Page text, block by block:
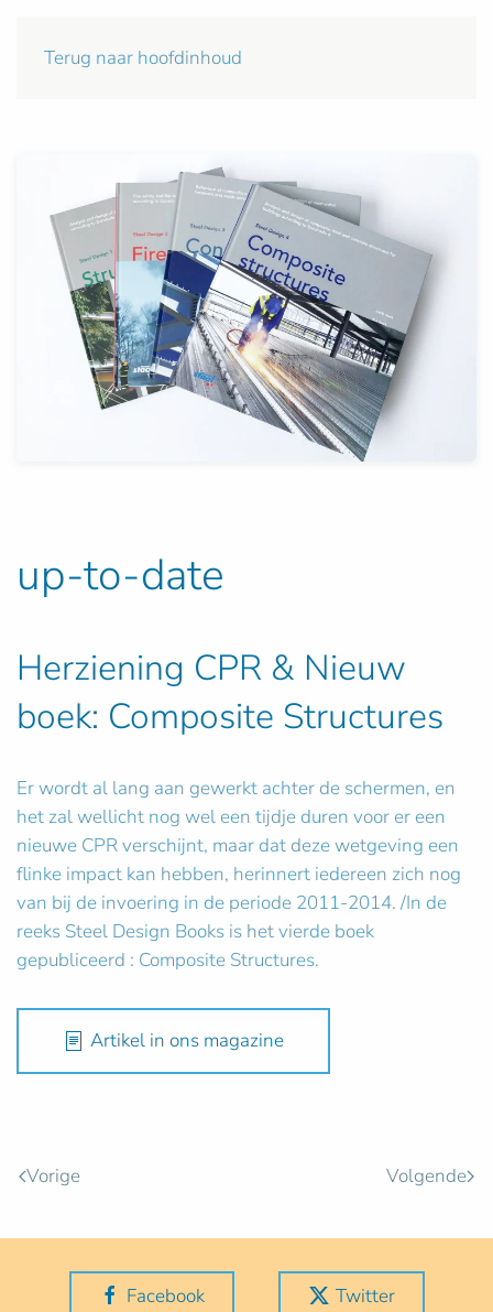
Terug naar hoofdinhoud
up-to-date
Herziening CPR & Nieuw
boek: Composite Structures
Er wordt al lang aan gewerkt achter de schermen, en
het zal wellicht nog wel een tijdje duren voor er een
nieuwe CPR verschijnt, maar dat deze wetgeving een
flinke impact kan hebben, herinnert iedereen zich nog
van bij de invoering in de periode 2011-2014. /In de
reeks Steel Design Books is het vierde boek
gepubliceerd : Composite Structures.
Artikel in ons magazine
Vorige Volgende
Facebook Twitter